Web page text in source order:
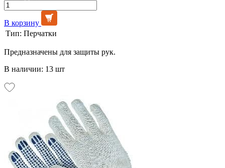
В корзину
Тип: Перчатки
Предназначены для защиты рук.
В наличии: 13 шт